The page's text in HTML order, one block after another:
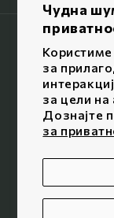
Чудна
за
за цели на
Дознајте
за